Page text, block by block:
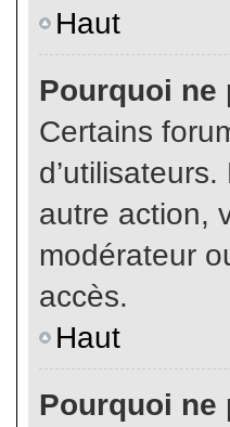
Haut
Pourquoi ne
Certains
autre action,
modérateur
accès.
Haut
Pourquoi ne